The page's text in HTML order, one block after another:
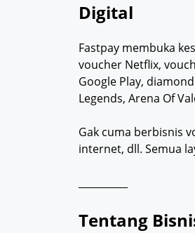
Digital
Fastpay membuka
voucher Netflix,
Google Play,
Legends, Arena Of
Gak cuma berbisnis
internet, dll. Semua
Tentang